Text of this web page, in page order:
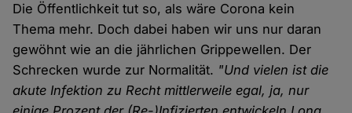
Die Öffentlichkeit tut so, als wäre Corona kein
Thema mehr. Doch dabei haben wir uns nur daran
gewöhnt wie an die jährlichen Grippewellen. Der
Schrecken wurde zur Normalität. "Und vielen ist die
akute Infektion zu Recht mittlerweile egal, ja, nur